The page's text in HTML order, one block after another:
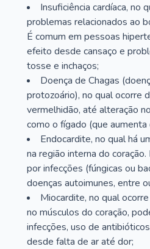
Insuficiência cardíaca, no
problemas relacionados ao
É comum em pessoas
efeito desde cansaço e
tosse e inchaços;
Doença de Chagas
protozoário), no qual ocorre
vermelhidão, até alteração
como o fígado (que aumenta
Endocardite, no qual há
na região interna do
por infecções (fúngicas ou
doenças autoimunes, entre
Miocardite, no qual
no músculos do coração,
infecções, uso de
desde falta de ar até dor;